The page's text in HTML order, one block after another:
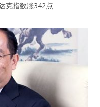
克指数涨342点